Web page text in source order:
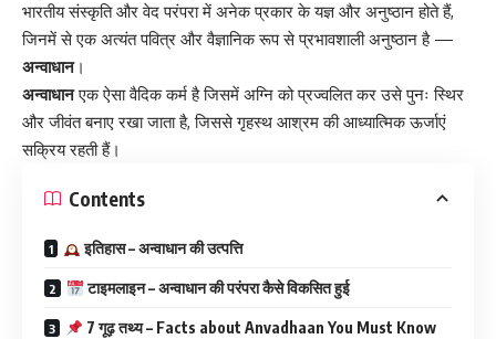
भारतीय संस्कृति और वेद परंपरा में अनेक प्रकार के यज्ञ और अनुष्ठान होते हैं,
जिनमें से एक अत्यंत पवित्र और वैज्ञानिक रूप से प्रभावशाली अनुष्ठान है —
अन्वाधान।
अन्वाधान एक ऐसा वैदिक कर्म है जिसमें अग्नि को प्रज्वलित कर उसे पुनः स्थिर
और जीवंत बनाए रखा जाता है, जिससे गृहस्थ आश्रम की आध्यात्मिक ऊर्जाएं
सक्रिय रहती हैं।
Contents
इतिहास – अन्वाधान की उत्पत्ति
टाइमलाइन – अन्वाधान की परंपरा कैसे विकसित हुई
7 गूढ़ तथ्य – Facts about Anvadhaan You Must Know